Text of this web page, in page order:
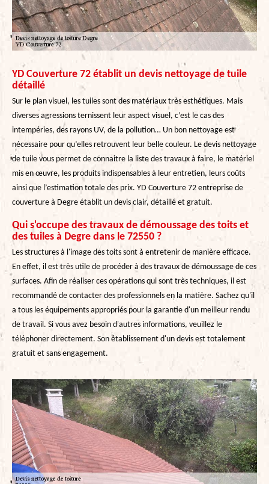
YD Couverture 72 établit un devis nettoyage de tuile
détaillé
Sur le plan visuel, les tuiles sont des matériaux très esthétiques. Mais
diverses agressions ternissent leur aspect visuel, c’est le cas des
intempéries, des rayons UV, de la pollution… Un bon nettoyage est
nécessaire pour qu’elles retrouvent leur belle couleur. Le devis nettoyage
de tuile vous permet de connaitre la liste des travaux à faire, le matériel
mis en œuvre, les produits indispensables à leur entretien, leurs coûts
ainsi que l’estimation totale des prix. YD Couverture 72 entreprise de
couverture à Degre établit un devis clair, détaillé et gratuit.
Qui s'occupe des travaux de démoussage des toits et
des tuiles à Degre dans le 72550 ?
Les structures à l'image des toits sont à entretenir de manière efficace.
En effet, il est très utile de procéder à des travaux de démoussage de ces
surfaces. Afin de réaliser ces opérations qui sont très techniques, il est
recommandé de contacter des professionnels en la matière. Sachez qu'il
a tous les équipements appropriés pour la garantie d'un meilleur rendu
de travail. Si vous avez besoin d'autres informations, veuillez le
téléphoner directement. Son établissement d'un devis est totalement
gratuit et sans engagement.